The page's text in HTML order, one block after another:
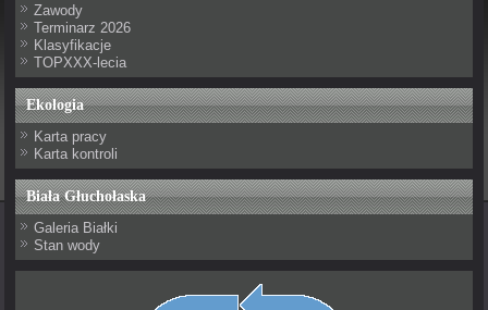
Zawody
Terminarz 2026
Klasyfikacje
TOPXXX-lecia
Ekologia
Karta pracy
Karta kontroli
Biała Głuchołaska
Galeria Białki
Stan wody